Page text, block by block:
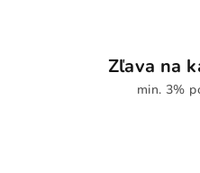
Zľava na
min. 3%